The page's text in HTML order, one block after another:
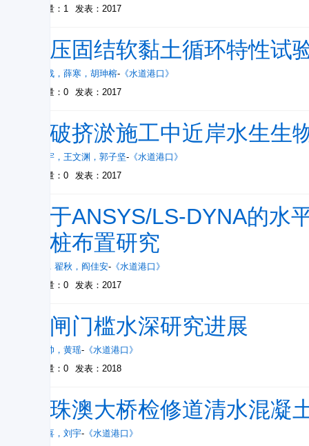
被引量：1
发表：2017
偏压固结软黏土循环特性试
王元战 ， 薛寒 ， 胡珅榕- 《水道港口》
被引量：0
发表：2017
爆破挤淤施工中近岸水生生
李照宇 ， 王文渊 ， 郭子坚- 《水道港口》
被引量：0
发表：2017
基于ANSYS/LS-DYNA的水
叉桩布置研究
， 翟秋 ， 阎佳安- 《水道港口》
被引量：0
发表：2017
船闸门槛水深研究进展
曹凤帅 ， 黄瑶- 《水道港口》
被引量：0
发表：2018
港珠澳大桥检修道清水混凝
曾庆喜 ， 刘宇- 《水道港口》